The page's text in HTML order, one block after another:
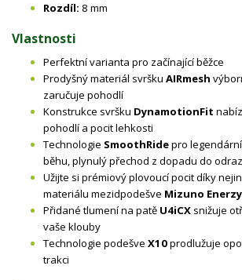
Rozdíl: 8 mm
Vlastnosti
Perfektní varianta pro začínající běžce
Prodyšný materiál svršku AIRmesh
zaručuje pohodlí
Konstrukce svršku DynamotionFit
pohodlí a pocit lehkosti
Technologie SmoothRidepro
běhu, plynulý přechod z dopadu do
Užijte si prémiový plovoucí pocit díky
materiálu mezidpodešve Mizuno Enerzy
Přidané tlumení na patě U4iCX snižuje
vaše klouby
Technologie podešve X10prodlužuje
trakci